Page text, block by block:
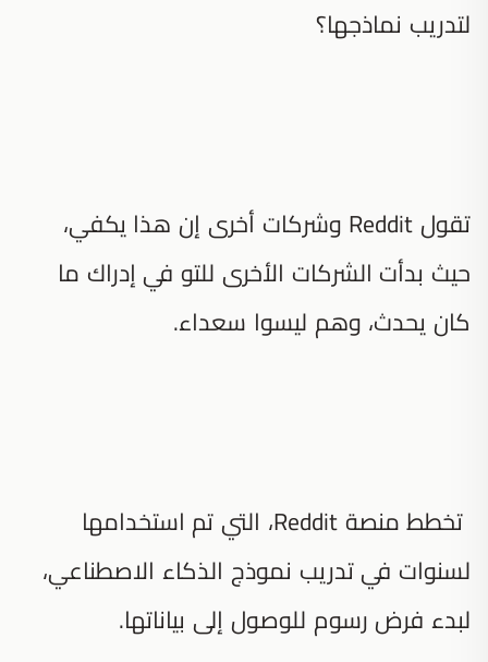
لتدريب نماذجها؟
تقول Reddit وشركات أخرى إن هذا يكفي،
حيث بدأت الشركات الأخرى للتو في إدراك ما
كان يحدث، وهم ليسوا سعداء.
تخطط منصة Reddit، التي تم استخدامها
لسنوات في تدريب نموذج الذكاء الاصطناعي،
لبدء فرض رسوم للوصول إلى بياناتها.